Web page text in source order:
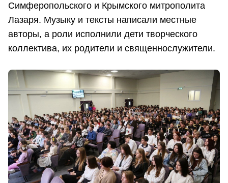
Симферопольского и Крымского митрополита
Лазаря. Музыку и тексты написали местные
авторы, а роли исполнили дети творческого
коллектива, их родители и священнослужители.